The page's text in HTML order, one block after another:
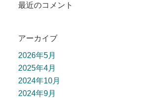
最近のコメント
アーカイブ
2026年5月
2025年4月
2024年10月
2024年9月